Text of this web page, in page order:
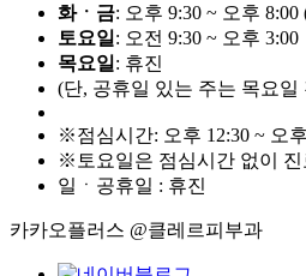
화ㆍ금: 오후 9:30 ~ 오후
토요일 : 오전 9:30 ~ 오후 3:00
목요일 : 휴진
(단, 공휴일 있는 주는 목요일
※점심시간: 오후 12:30 ~ 오
※토요일은 점심시간 없이 진
일ㆍ공휴일 : 휴진
카카오플러스 @클레르피부과